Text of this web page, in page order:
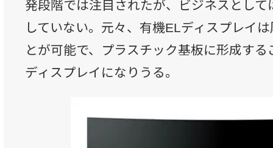
発段階では注目されたが、ビジネスとし
していない。元々、有機ELディスプレイ
とが可能で、プラスチック基板に形成す
ディスプレイになりうる。